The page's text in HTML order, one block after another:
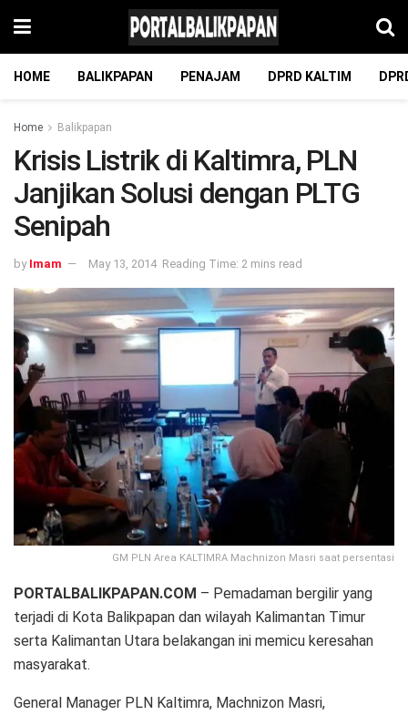
HOME BALIKPAPAN PENAJAM DPRD KALTIM
Home Balikpapan
Krisis Listrik di Kaltimra, PLN
Janjikan Solusi dengan PLTG
Senipah
by Imam May 13, 2014 Reading Time: 2 mins read
GM PLN Area KALTIMRA Machnizon Masri saat persentasi
PORTALBALIKPAPAN.COM – Pemadaman bergilir yang
terjadi di Kota Balikpapan dan wilayah Kalimantan Timur
serta Kalimantan Utara belakangan ini memicu keresahan
masyarakat.
General Manager PLN Kaltimra, Machnizon Masri,